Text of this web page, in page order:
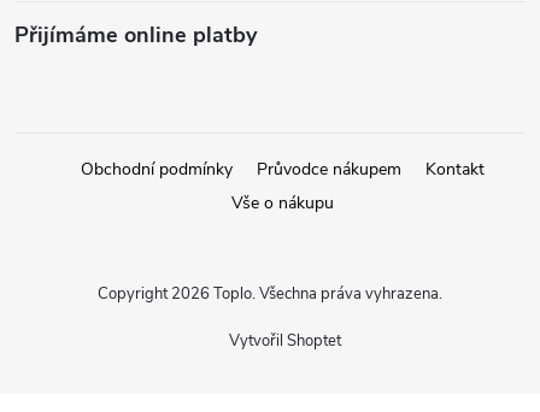
Přijímáme online platby
Obchodní podmínky Průvodce nákupem
Kontakt
Vše o nákupu
Vytvořil Shoptet
Copyright 2026 Toplo. Všechna práva vyhrazena.